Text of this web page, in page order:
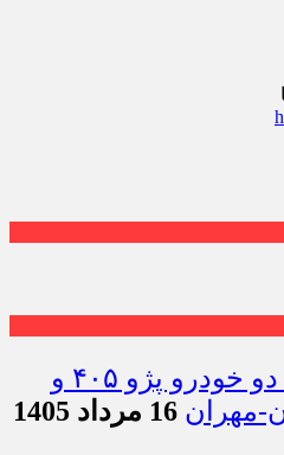
۳ مصدوم در تصادف دو خودرو پژو ۴۰۵ و
مهران
16 مرداد 1405